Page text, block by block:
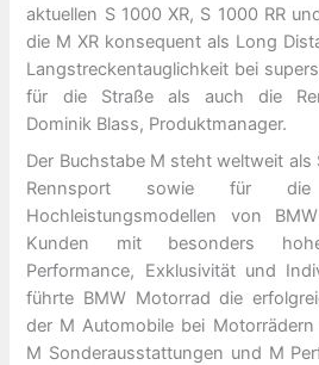
aktuellen S 1000 XR, S 1000 RR
die M XR konsequent als Long
Langstreckentauglichkeit bei
für die Straße als auch die
Dominik Blass, Produktmanager.
Der Buchstabe M steht weltweit
Rennsport sowie für die
Hochleistungsmodellen von
Kunden mit besonders
Performance, Exklusivität und
führte BMW Motorrad die
der M Automobile bei
M Sonderausstattungen und M